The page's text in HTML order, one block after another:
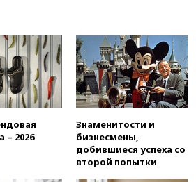
13:53
13:36
– 2026
Знаменитости и
бизнесмены,
добившиеся успеха со
второй попытки